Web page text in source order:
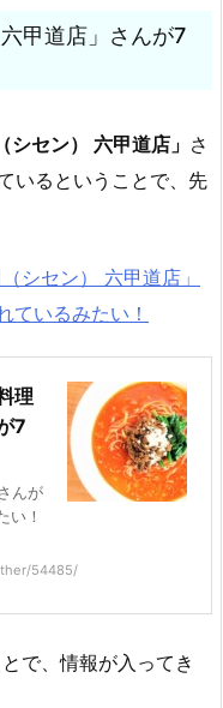
甲道店」さんが7
シセン） 六甲道店」 さ
いるということで、先
シセン） 六甲道店」
ているみたい！
理
7
んが
い！
54485/
で、情報が入ってき